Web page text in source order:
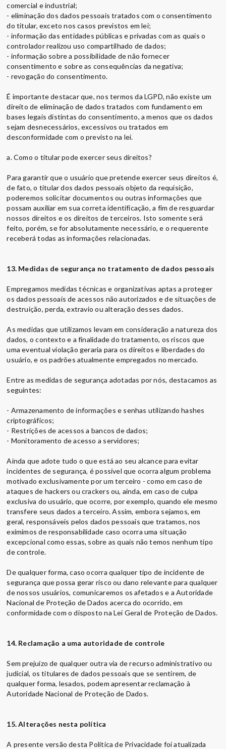
comercial e industrial;
- eliminação dos dados pessoais tratados com o consentimento
do titular, exceto nos casos previstos em lei;
- informação das entidades públicas e privadas com as quais o
controlador realizou uso compartilhado de dados;
- informação sobre a possibilidade de não fornecer
consentimento e sobre as consequências da negativa;
- revogação do consentimento.
É importante destacar que, nos termos da LGPD, não existe um
direito de eliminação de dados tratados com fundamento em
bases legais distintas do consentimento, a menos que os dados
sejam desnecessários, excessivos ou tratados em
desconformidade com o previsto na lei.
a. Como o titular pode exercer seus direitos?
Para garantir que o usuário que pretende exercer seus direitos é,
de fato, o titular dos dados pessoais objeto da requisição,
poderemos solicitar documentos ou outras informações que
possam auxiliar em sua correta identificação, a fim de resguardar
nossos direitos e os direitos de terceiros. Isto somente será
feito, porém, se for absolutamente necessário, e o requerente
receberá todas as informações relacionadas.
13. Medidas de segurança no tratamento de dados pessoais
Empregamos medidas técnicas e organizativas aptas a proteger
os dados pessoais de acessos não autorizados e de situações de
destruição, perda, extravio ou alteração desses dados.
As medidas que utilizamos levam em consideração a natureza dos
dados, o contexto e a finalidade do tratamento, os riscos que
uma eventual violação geraria para os direitos e liberdades do
usuário, e os padrões atualmente empregados no mercado.
Entre as medidas de segurança adotadas por nós, destacamos as
seguintes:
- Armazenamento de informações e senhas utilizando hashes
criptográficos;
- Restrições de acessos a bancos de dados;
- Monitoramento de acesso a servidores;
Ainda que adote tudo o que está ao seu alcance para evitar
incidentes de segurança, é possível que ocorra algum problema
motivado exclusivamente por um terceiro - como em caso de
ataques de hackers ou crackers ou, ainda, em caso de culpa
exclusiva do usuário, que ocorre, por exemplo, quando ele mesmo
transfere seus dados a terceiro. Assim, embora sejamos, em
geral, responsáveis pelos dados pessoais que tratamos, nos
eximimos de responsabilidade caso ocorra uma situação
excepcional como essas, sobre as quais não temos nenhum tipo
de controle.
De qualquer forma, caso ocorra qualquer tipo de incidente de
segurança que possa gerar risco ou dano relevante para qualquer
de nossos usuários, comunicaremos os afetados e a Autoridade
Nacional de Proteção de Dados acerca do ocorrido, em
conformidade com o disposto na Lei Geral de Proteção de Dados.
14. Reclamação a uma autoridade de controle
Sem prejuízo de qualquer outra via de recurso administrativo ou
judicial, os titulares de dados pessoais que se sentirem, de
qualquer forma, lesados, podem apresentar reclamação à
Autoridade Nacional de Proteção de Dados.
15. Alterações nesta política
A presente versão desta Política de Privacidade foi atualizada